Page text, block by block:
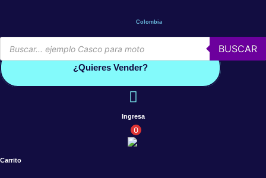
contenido
Colombia
Búsqueda
de
productos
BUSCAR
Conoce por qué debes vender con mercleta
¿Quieres Vender?
Ingresa
0
Carrito